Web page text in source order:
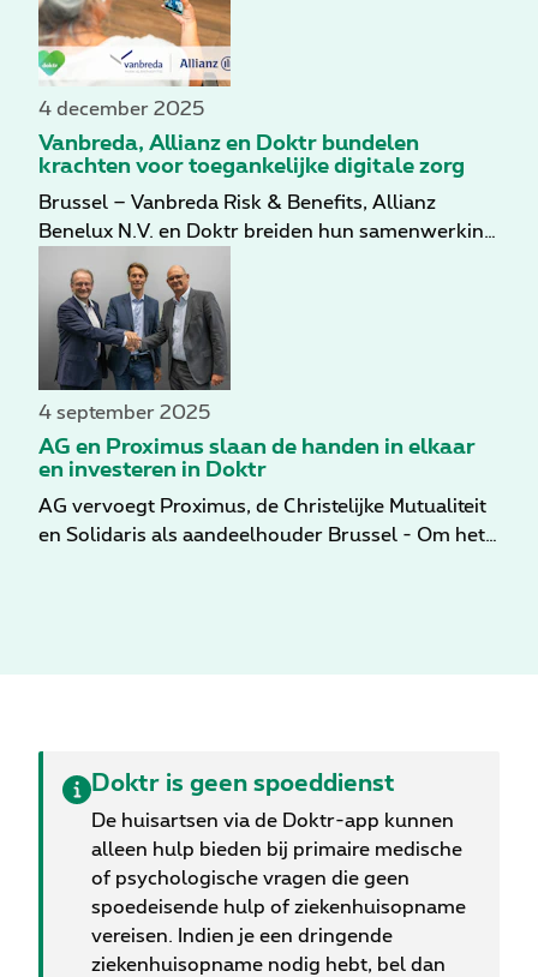
ingaan op ziektebriefjes, met de focus op de
huidige Belgische wetgeving in 2026.
4 december 2025
Vanbreda, Allianz en Doktr bundelen
krachten voor toegankelijke digitale zorg
Brussel – Vanbreda Risk & Benefits, Allianz
Benelux N.V. en Doktr breiden hun samenwerking
verder uit om digitale zorg toegankelijker te
maken voor duizenden werknemers in België. Via
verzekeringen zetten Allianz als verzekeraar en
Vanbreda als beheerder in op welzijn van
werknemers en hun gezinsleden, met Doktr als
digitale zorgpartner.
4 september 2025
AG en Proximus slaan de handen in elkaar
en investeren in Doktr
AG vervoegt Proximus, de Christelijke Mutualiteit
en Solidaris als aandeelhouder Brussel - Om het
lanceerde, neemt ook deel aan deze investering.
investeren in de ontwikkeling van een hybride
zorgmodel. De afronding van deze transactie, die
ter goedkeuring wordt voorgelegd aan de
bevoegde regelgevende instanties, wordt in de
komende weken verwacht.
Doktr is geen spoeddienst
De huisartsen via de Doktr-app kunnen
alleen hulp bieden bij primaire medische
of psychologische vragen die geen
spoedeisende hulp of ziekenhuisopname
vereisen. Indien je een dringende
ziekenhuisopname nodig hebt, bel dan